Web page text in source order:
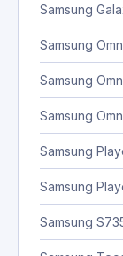
Samsung
Samsung
Samsung
Samsung
Samsung
Samsung
Samsung